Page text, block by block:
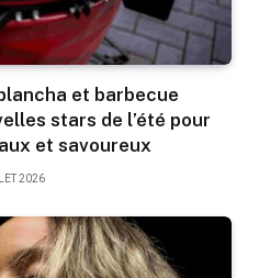
et barbecue
stars de l’été pour
et savoureux
2026